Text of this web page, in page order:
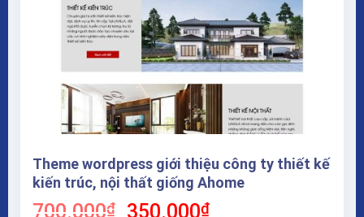
Theme wordpress giới thiệu công ty thiết kế
kiến trúc, nội thất giống Ahome
700.000₫
Giá
350.000₫Giá